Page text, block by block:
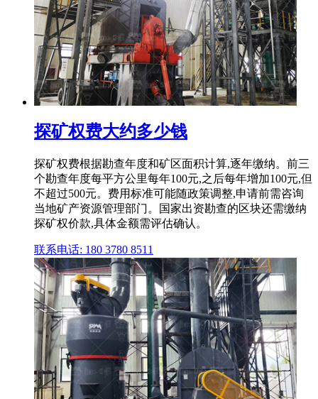
探矿权费大约多少钱
探矿权费根据勘查年度和矿区面积计算,逐年缴纳。前三
个勘查年度每平方公里每年100元,之后每年增加100元,但
不超过500元。费用标准可能随政策调整,申请前需咨询
当地矿产资源管理部门。国家出资勘查的区块还需缴纳
探矿权价款,具体金额需评估确认。
联系电话: 180 3780 8511